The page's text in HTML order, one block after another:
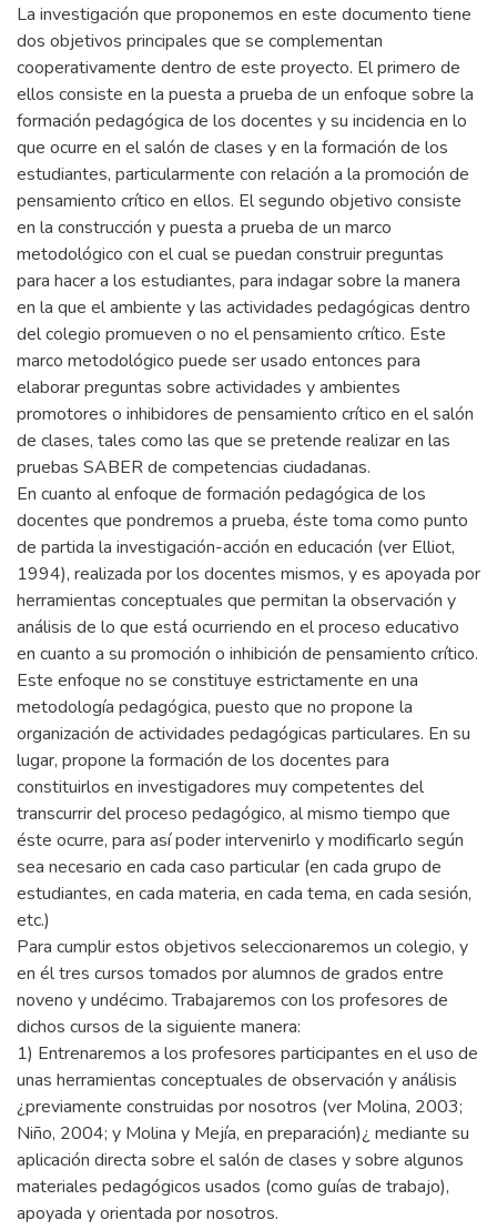
La investigación que proponemos en este documento tiene
dos objetivos principales que se complementan
cooperativamente dentro de este proyecto. El primero de
ellos consiste en la puesta a prueba de un enfoque sobre la
formación pedagógica de los docentes y su incidencia en lo
que ocurre en el salón de clases y en la formación de los
estudiantes, particularmente con relación a la promoción de
pensamiento crítico en ellos. El segundo objetivo consiste
en la construcción y puesta a prueba de un marco
metodológico con el cual se puedan construir preguntas
para hacer a los estudiantes, para indagar sobre la manera
en la que el ambiente y las actividades pedagógicas dentro
del colegio promueven o no el pensamiento crítico. Este
marco metodológico puede ser usado entonces para
elaborar preguntas sobre actividades y ambientes
promotores o inhibidores de pensamiento crítico en el salón
de clases, tales como las que se pretende realizar en las
pruebas SABER de competencias ciudadanas.
En cuanto al enfoque de formación pedagógica de los
docentes que pondremos a prueba, éste toma como punto
de partida la investigación-acción en educación (ver Elliot,
1994), realizada por los docentes mismos, y es apoyada por
herramientas conceptuales que permitan la observación y
análisis de lo que está ocurriendo en el proceso educativo
en cuanto a su promoción o inhibición de pensamiento crítico.
Este enfoque no se constituye estrictamente en una
metodología pedagógica, puesto que no propone la
organización de actividades pedagógicas particulares. En su
lugar, propone la formación de los docentes para
constituirlos en investigadores muy competentes del
transcurrir del proceso pedagógico, al mismo tiempo que
éste ocurre, para así poder intervenirlo y modificarlo según
sea necesario en cada caso particular (en cada grupo de
estudiantes, en cada materia, en cada tema, en cada sesión,
etc.)
Para cumplir estos objetivos seleccionaremos un colegio, y
en él tres cursos tomados por alumnos de grados entre
noveno y undécimo. Trabajaremos con los profesores de
dichos cursos de la siguiente manera:
1) Entrenaremos a los profesores participantes en el uso de
unas herramientas conceptuales de observación y análisis
¿previamente construidas por nosotros (ver Molina, 2003;
Niño, 2004; y Molina y Mejía, en preparación)¿ mediante su
aplicación directa sobre el salón de clases y sobre algunos
materiales pedagógicos usados (como guías de trabajo),
apoyada y orientada por nosotros.